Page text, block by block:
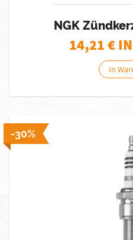
NGK
14,21€
In
-30%